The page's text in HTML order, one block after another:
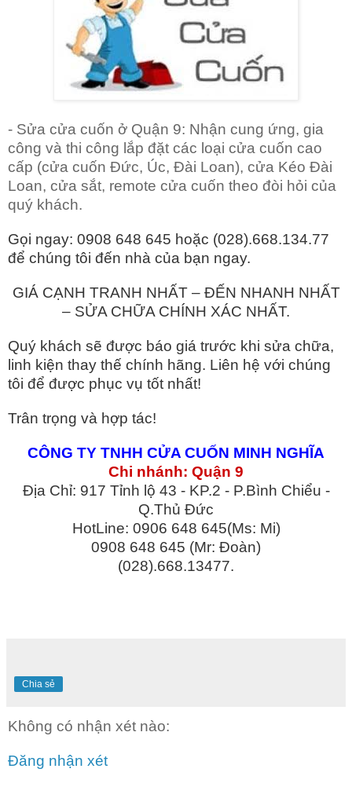
- Sửa cửa cuốn ở Quận 9: Nhận cung ứng, gia
công và thi công lắp đặt các loại cửa cuốn cao
cấp (cửa cuốn Đức, Úc, Đài Loan), cửa Kéo Đài
Loan, cửa sắt, remote cửa cuốn theo đòi hỏi của
quý khách.
Gọi ngay: 0908 648 645 hoặc (028).668.134.77
để chúng tôi đến nhà của bạn ngay.
GIÁ CẠNH TRANH NHẤT – ĐẾN NHANH NHẤT
– SỬA CHỮA CHÍNH XÁC NHẤT.
Quý khách sẽ được báo giá trước khi sửa chữa,
linh kiện thay thế chính hãng. Liên hệ với chúng
tôi để được phục vụ tốt nhất!
Trân trọng và hợp tác!
CÔNG TY TNHH CỬA CUỐN MINH NGHĨA
Chi nhánh: Quận 9
Địa Chỉ: 917 Tỉnh lộ 43 - KP.2 - P.Bình Chiểu -
Q.Thủ Đức
HotLine: 0906 648 645(Ms: Mi)
0908 648 645 (Mr: Đoàn)
(028).668.13477.
Chia sẻ
Không có nhận xét nào:
Đăng nhận xét